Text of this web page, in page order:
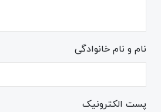
نام و نام خانوادگی
پست الکترونیک